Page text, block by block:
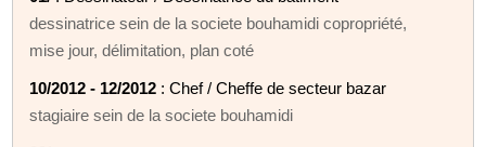
dessinatrice sein de la societe bouhamidi copropriété,
mise jour, délimitation, plan coté
10/2012 - 12/2012 : Chef / Cheffe de secteur bazar
stagiaire sein de la societe bouhamidi